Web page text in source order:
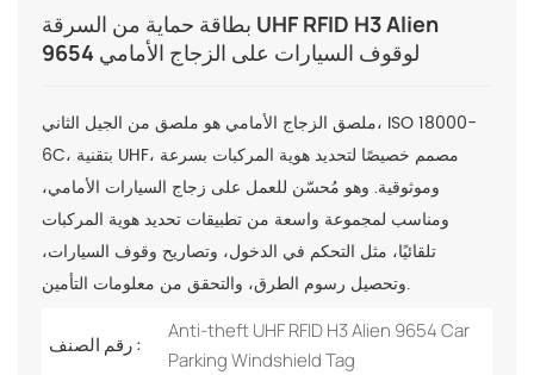
بطاقة حماية من السرقة UHF RFID H3 Alien
9654 لوقوف السيارات على الزجاج الأمامي
ملصق الزجاج الأمامي هو ملصق من الجيل الثاني، ISO 18000-
6C، بتقنية UHF، مصمم خصيصًا لتحديد هوية المركبات بسرعة
وموثوقية. وهو مُحسّن للعمل على زجاج السيارات الأمامي،
ومناسب لمجموعة واسعة من تطبيقات تحديد هوية المركبات
تلقائيًا، مثل التحكم في الدخول، وتصاريح وقوف السيارات،
وتحصيل رسوم الطرق، والتحقق من معلومات التأمين.
رقم الصنف :
Anti-theft UHF RFID H3 Alien 9654 Car
Parking Windshield Tag